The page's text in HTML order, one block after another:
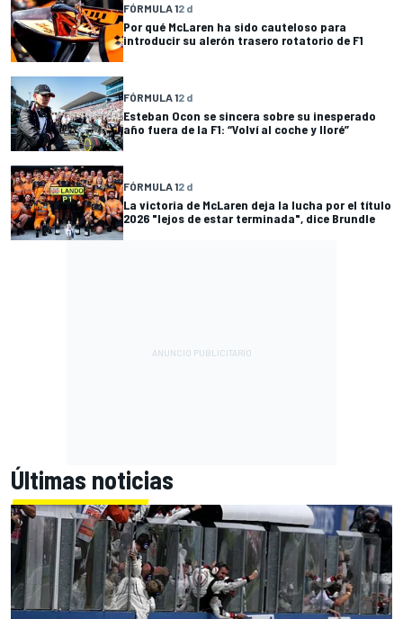
FÓRMULA 12 d
Por qué McLaren ha sido cauteloso para
introducir su alerón trasero rotatorio de F1
FÓRMULA 12 d
Esteban Ocon se sincera sobre su inesperado
año fuera de la F1: “Volví al coche y lloré”
FÓRMULA 12 d
La victoria de McLaren deja la lucha por el título
2026 "lejos de estar terminada", dice Brundle
Últimas noticias